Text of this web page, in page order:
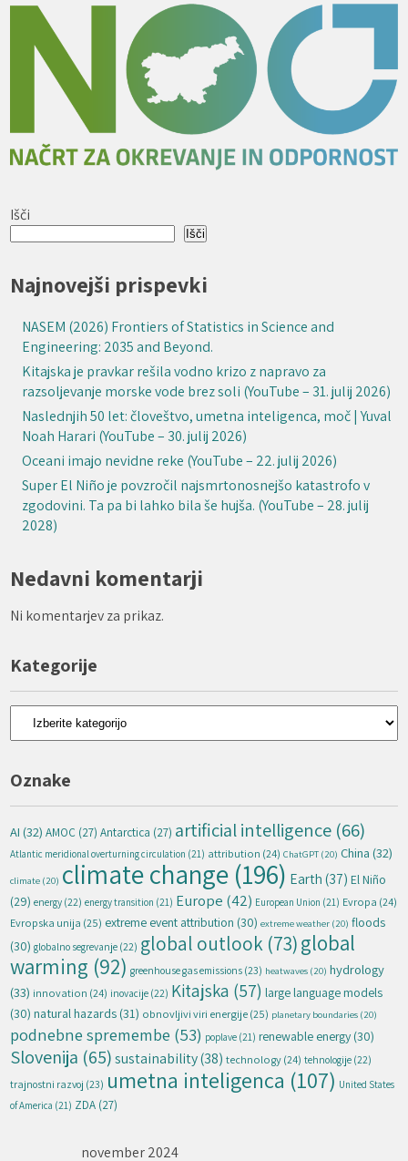
Išči
Išči
Najnovejši prispevki
NASEM (2026) Frontiers of Statistics in Science and
Engineering: 2035 and Beyond.
Kitajska je pravkar rešila vodno krizo z napravo za
razsoljevanje morske vode brez soli (YouTube – 31. julij 2026)
Naslednjih 50 let: človeštvo, umetna inteligenca, moč | Yuval
Noah Harari (YouTube – 30. julij 2026)
Oceani imajo nevidne reke (YouTube – 22. julij 2026)
Super El Niño je povzročil najsmrtonosnejšo katastrofo v
zgodovini. Ta pa bi lahko bila še hujša. (YouTube – 28. julij
2028)
Nedavni komentarji
Ni komentarjev za prikaz.
Kategorije
Kategorije
Oznake
AI (32) AMOC (27) Antarctica (27) artificial intelligence (66)
Atlantic meridional overturning circulation (21) attribution (24) ChatGPT (20) China (32)
climate (20) climate change (196) Earth (37) El Niño
(29) energy (22) energy transition (21) Europe (42) European Union (21) Evropa (24)
Evropska unija (25) extreme event attribution (30) extreme weather (20) floods
(30) globalno segrevanje (22) global outlook (73)global
warming (92) greenhouse gas emissions (23) heatwaves (20) hydrology
(33) innovation (24) inovacije (22) Kitajska (57) large language models
(30) natural hazards (31) obnovljivi viri energije(25) planetary boundaries (20)
podnebne spremembe (53) poplave (21) renewable energy (30)
Slovenija (65) sustainability(38) technology(24) tehnologije (22)
trajnostni razvoj (23) umetna inteligenca (107) United States
of America (21) ZDA (27)
november 2024